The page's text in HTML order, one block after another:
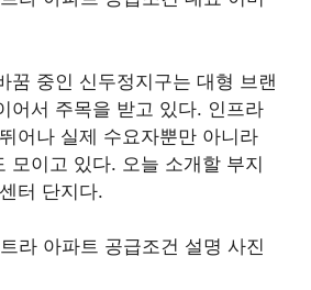
꿈 중인 신두정지구는 대형 브랜
어서 주목을 받고 있다. 인프라
어나 실제 수요자뿐만 아니라
모이고 있다. 오늘 소개할 부지
터 단지다.